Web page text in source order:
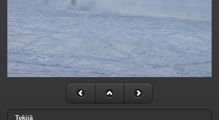
Tekijä